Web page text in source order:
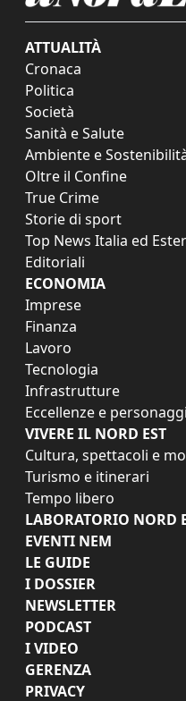
ATTUALITÀ
Cronaca
Politica
Società
Sanità e Salute
Ambiente e
Oltre il Confine
True Crime
Storie di sport
Top News Italia ed
Editoriali
ECONOMIA
Imprese
Finanza
Lavoro
Tecnologia
Infrastrutture
Eccellenze e personaggi
VIVERE IL NORD EST
Cultura, spettacoli e
Turismo e itinerari
Tempo libero
LABORATORIO NORD
EVENTI NEM
LE GUIDE
I DOSSIER
NEWSLETTER
PODCAST
I VIDEO
GERENZA
PRIVACY